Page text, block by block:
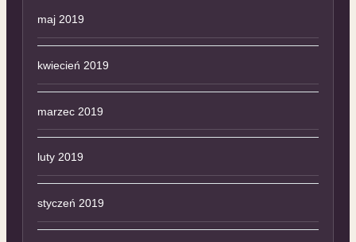
maj 2019
kwiecień 2019
marzec 2019
luty 2019
styczeń 2019